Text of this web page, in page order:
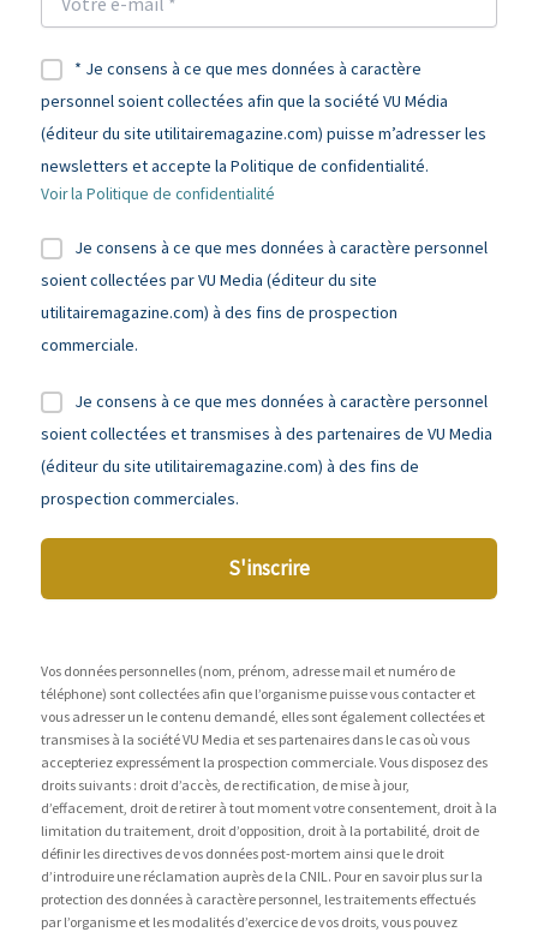
* Je consens à ce que mes données à caractère
personnel soient collectées afin que la société VU Média
(éditeur du site utilitairemagazine.com) puisse m’adresser les
newsletters et accepte la Politique de confidentialité.
Voir la Politique de confidentialité
Je consens à ce que mes données à caractère personnel
soient collectées par VU Media (éditeur du site
utilitairemagazine.com) à des fins de prospection
commerciale.
Je consens à ce que mes données à caractère personnel
soient collectées et transmises à des partenaires de VU Media
(éditeur du site utilitairemagazine.com) à des fins de
prospection commerciales.
S'inscrire
Vos données personnelles (nom, prénom, adresse mail et numéro de
téléphone) sont collectées afin que l’organisme puisse vous contacter et
vous adresser un le contenu demandé, elles sont également collectées et
transmises à la société VU Media et ses partenaires dans le cas où vous
accepteriez expressément la prospection commerciale. Vous disposez des
droits suivants : droit d’accès, de rectification, de mise à jour,
d’effacement, droit de retirer à tout moment votre consentement, droit à la
limitation du traitement, droit d’opposition, droit à la portabilité, droit de
définir les directives de vos données post-mortem ainsi que le droit
d’introduire une réclamation auprès de la CNIL. Pour en savoir plus sur la
protection des données à caractère personnel, les traitements effectués
par l’organisme et les modalités d’exercice de vos droits, vous pouvez